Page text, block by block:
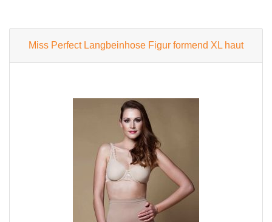
Miss Perfect Langbeinhose Figur formend XL haut